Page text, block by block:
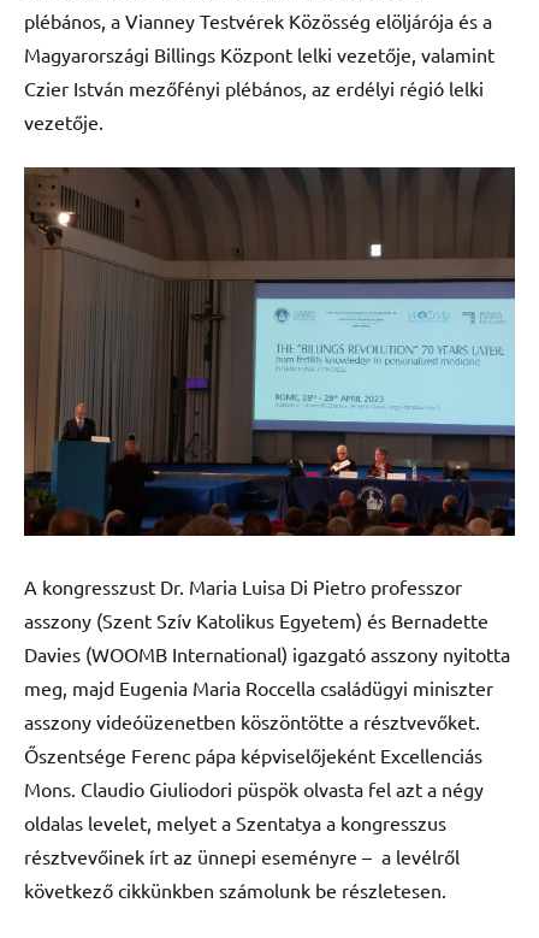
plébános, a Vianney Testvérek Közösség elöljárója és a
Magyarországi Billings Központ lelki vezetője, valamint
Czier István mezőfényi plébános, az erdélyi régió lelki
vezetője.
A kongresszust Dr. Maria Luisa Di Pietro professzor
asszony (Szent Szív Katolikus Egyetem) és Bernadette
Davies (WOOMB International) igazgató asszony nyitotta
meg, majd Eugenia Maria Roccella családügyi miniszter
asszony videóüzenetben köszöntötte a résztvevőket.
Őszentsége Ferenc pápa képviselőjeként Excellenciás
Mons. Claudio Giuliodori püspök olvasta fel azt a négy
oldalas levelet, melyet a Szentatya a kongresszus
résztvevőinek írt az ünnepi eseményre – a levélről
következő cikkünkben számolunk be részletesen.